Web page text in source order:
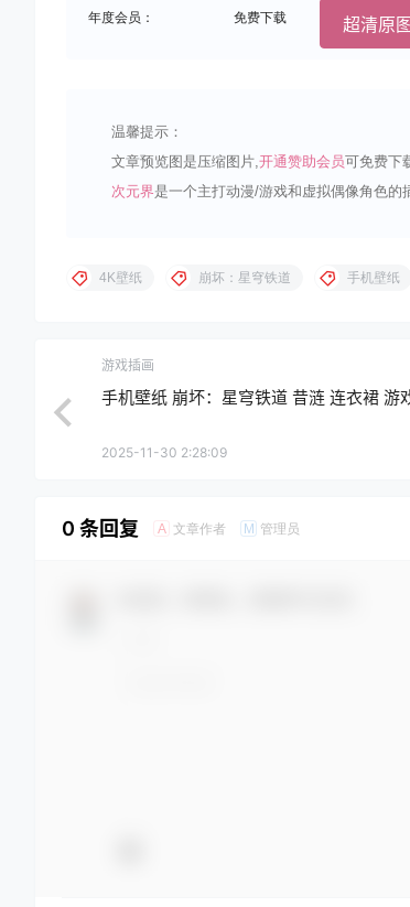
年度会员： 免费下载 超清原
温馨提示：
文章预览图是压缩图片,开通赞助会员可免费下
次元界是一个主打动漫/游戏和虚拟偶像角色的
4K壁纸 崩坏：星穹铁道 手机壁纸
游戏插画
手机壁纸 崩坏：星穹铁道 昔涟 连衣裙 游
2025-11-30 2:28:09
0 条回复 A 文章作者 M 管理员